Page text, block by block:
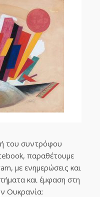
του συντρόφου
παραθέτουμε
με ενημερώσεις και
και έμφαση στη
Ουκρανία: